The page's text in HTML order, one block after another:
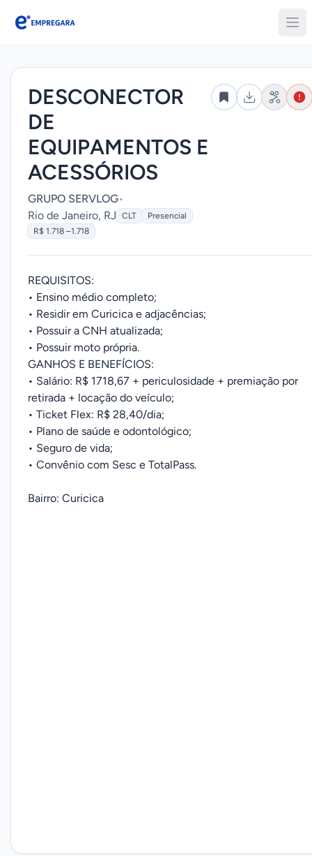
Empregara
DESCONECTOR
DE
EQUIPAMENTOS E
ACESSÓRIOS
GRUPO SERVLOG•
Rio de Janeiro, RJ CLT
Presencial
R$ 1.718 –1.718
REQUISITOS:
• Ensino médio completo;
• Residir em Curicica e adjacências;
• Possuir a CNH atualizada;
• Possuir moto própria.
GANHOS E BENEFÍCIOS:
• Salário: R$ 1718,67 + periculosidade + premiação por
retirada + locação do veículo;
• Ticket Flex: R$ 28,40/dia;
• Plano de saúde e odontológico;
• Seguro de vida;
• Convênio com Sesc e TotalPass.
Bairro: Curicica